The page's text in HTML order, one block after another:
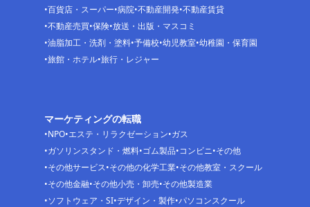
百貨店・スーパー 病院 不動産開発 不動産賃貸
不動産売買 保険 放送・出版・マスコミ
油脂加工・洗剤・塗料 予備校 幼児教室 幼稚園・保育園
旅館・ホテル 旅行・レジャー
マーケティングの転職
NPO エステ・リラクゼーション ガス
ガソリンスタンド・燃料 ゴム製品 コンビニ その他
その他サービス その他の化学工業 その他教室・スクール
その他金融 その他小売・卸売 その他製造業
ソフトウェア・SI デザイン・製作 パソコンスクール